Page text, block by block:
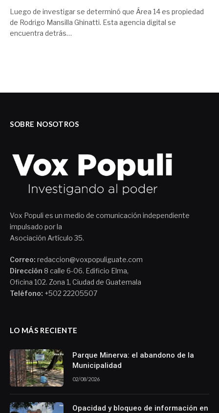
Luego de investigar se determinó que Área 14 es propiedad
de Rodrigo Mansilla Ghinatti. Esta agencia digital se
encuentra detrás…
SOBRE NOSOTROS
Vox Populi es un medio de comunicación independiente
impulsado por la
Asociación Artículo 35.
Correo: redaccion@voxpopuliguate.com
Dirección 8 calle 6-06. Edificio Elma,
Oficina 102. Zona 1, Ciudad de Guatemala
Teléfono: +502 22205507
LO MÁS RECIENTE
Parque Minerva: el abandono de la
Municipalidad
02/08/2026
Opacidad y bloqueo de información en